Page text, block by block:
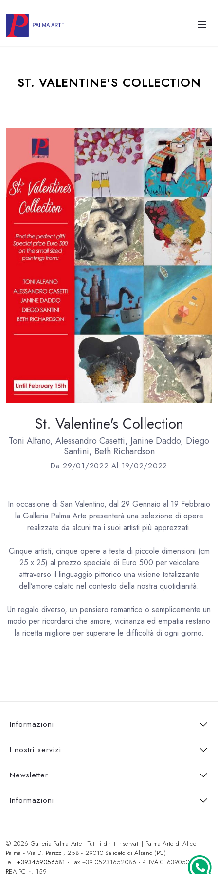
ST. VALENTINE'S COLLECTION
St. Valentine's Collection
Toni Alfano, Alessandro Casetti, Janine Daddo, Diego
Santini, Beth Richardson
Da 29/01/2022 Al 19/02/2022
In occasione di San Valentino, dal 29 Gennaio al 19 Febbraio
la Galleria Palma Arte presenterà una selezione di opere
realizzate da alcuni tra i suoi artisti più apprezzati.
Cinque artisti, cinque opere a testa di piccole dimensioni (cm
25 x 25) al prezzo speciale di Euro 500 per veicolare
attraverso il linguaggio pittorico una visione totalizzante
dell’amore calato nel contesto della nostra quotidianità.
Un regalo diverso, un pensiero romantico o semplicemente un
modo per ricordarci che amore, vicinanza ed empatia restano
la ricetta migliore per superare le difficoltà di ogni giorno.
Informazioni
I nostri servizi
Newsletter
Informazioni
© 2026 Galleria Palma Arte - Tutti i diritti riservati | Palma Arte di Alice
Palma - Via D. Parizzi, 258 - 29010 Saliceto di Alseno (PC)
Tel. +393459056581 - Fax +39.05231652086 - P. IVA 01639050333 -
REA PC n. 159